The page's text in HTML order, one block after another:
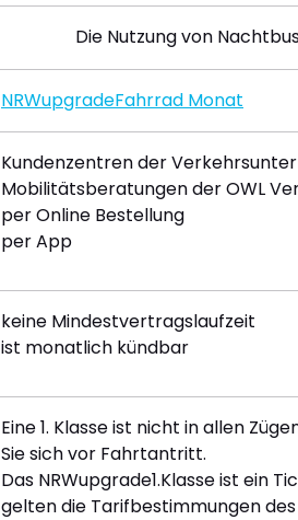
Die Nutzung von
NRWupgradeFahrrad Monat
Kundenzentren der
Mobilitätsberatungen der OWL
per Online Bestellung
per App
keine Mindestvertragslaufzeit
ist monatlich kündbar
Eine 1. Klasse ist nicht in allen
Sie sich vor Fahrtantritt.
Das NRWupgrade1.Klasse ist ein
gelten die Tarifbestimmungen des